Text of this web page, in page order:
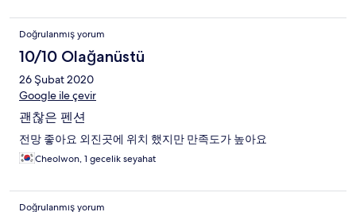
Doğrulanmış yorum
10/10 Olağanüstü
26 Şubat 2020
Google ile çevir
괜찮은 펜션
전망 좋아요 외진곳에 위치 했지만 만족도가 높아요
Cheolwon, 1 gecelik seyahat
Doğrulanmış yorum